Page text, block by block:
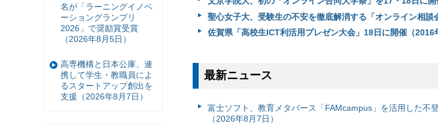
聖心女子大、受験生の不安を徹底解消する「オンライン相談
佐賀県「高校生ICT利活用プレゼン大会」18日に開催（2016
最新ニュース
富⼠ソフト、教育メタバース「FAMcampus」を活用した不
（2026年8月7日）
名が「ラーニングイノベ
ーショングランプリ
2026」で奨励賞受賞
（2026年8月5日）
高専機構と日本公庫、連
携して学生・教職員によ
るスタートアップ創出を
支援（2026年8月7日）